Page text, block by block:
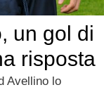
un gol di
risposta
Avellino lo